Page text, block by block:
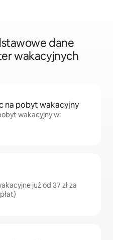
dane
wakacyjnych
na pobyt wakacyjny
wakacyjny w:
już od 37 zł za